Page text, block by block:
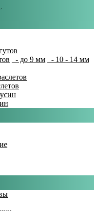
- до 9 мм
- 10 - 14 мм